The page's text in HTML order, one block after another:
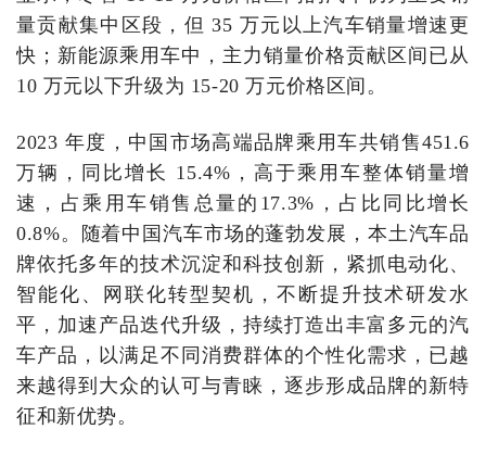
量贡献集中区段，但 35 万元以上汽车销量增速更
快；新能源乘用车中，主力销量价格贡献区间已从
10 万元以下升级为 15-20 万元价格区间。
2023 年度，中国市场高端品牌乘用车共销售451.6
万辆，同比增长 15.4%，高于乘用车整体销量增
速，占乘用车销售总量的17.3%，占比同比增长
0.8%。随着中国汽车市场的蓬勃发展，本土汽车品
牌依托多年的技术沉淀和科技创新，紧抓电动化、
智能化、网联化转型契机，不断提升技术研发水
平，加速产品迭代升级，持续打造出丰富多元的汽
车产品，以满足不同消费群体的个性化需求，已越
来越得到大众的认可与青睐，逐步形成品牌的新特
征和新优势。